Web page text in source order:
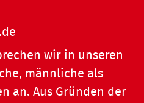
wir in unseren
männliche als
an. Aus Gründen der